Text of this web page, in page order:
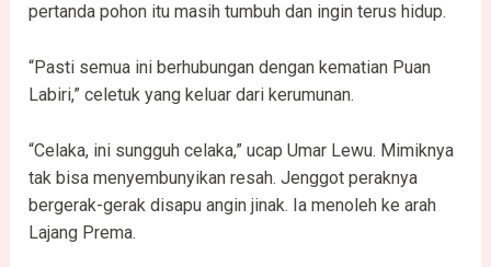
pertanda pohon itu masih tumbuh dan ingin terus hidup.
“Pasti semua ini berhubungan dengan kematian Puan
Labiri,” celetuk yang keluar dari kerumunan.
“Celaka, ini sungguh celaka,” ucap Umar Lewu. Mimiknya
tak bisa menyembunyikan resah. Jenggot peraknya
bergerak-gerak disapu angin jinak. Ia menoleh ke arah
Lajang Prema.